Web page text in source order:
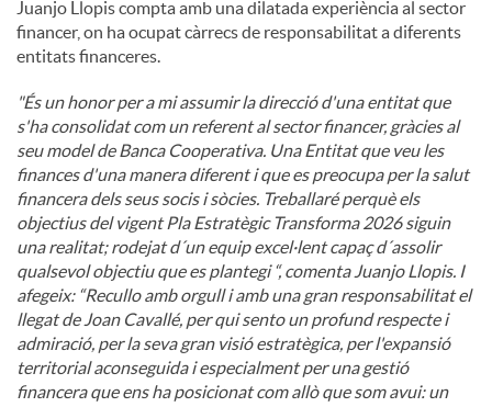
Juanjo Llopis compta amb una dilatada experiència al sector
financer, on ha ocupat càrrecs de responsabilitat a diferents
entitats financeres.
"És un honor per a mi assumir la direcció d'una entitat que
s'ha consolidat com un referent al sector financer, gràcies al
seu model de Banca Cooperativa. Una Entitat que veu les
finances d'una manera diferent i que es preocupa per la salut
financera dels seus socis i sòcies. Treballaré perquè els
objectius del vigent Pla Estratègic Transforma 2026 siguin
una realitat; rodejat d´un equip excel·lent capaç d´assolir
qualsevol objectiu que es plantegi “, comenta Juanjo Llopis. I
afegeix: “Recullo amb orgull i amb una gran responsabilitat el
llegat de Joan Cavallé, per qui sento un profund respecte i
admiració, per la seva gran visió estratègica, per l'expansió
territorial aconseguida i especialment per una gestió
financera que ens ha posicionat com allò que som avui: un